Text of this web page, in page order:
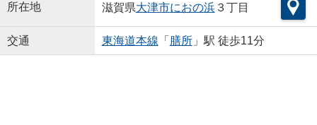
所在地 滋賀県大津市におの浜３丁目
交通 東海道本線 「 膳所」駅 徒歩11分